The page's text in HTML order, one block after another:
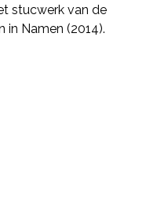
stucwerk van de
in Namen (2014).